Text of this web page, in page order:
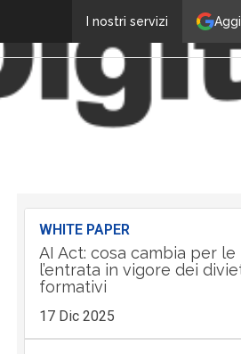
I nostri servizi
WHITE PAPER
AI Act: cosa cambia per
l’entrata in vigore dei
formativi
17 Dic 2025